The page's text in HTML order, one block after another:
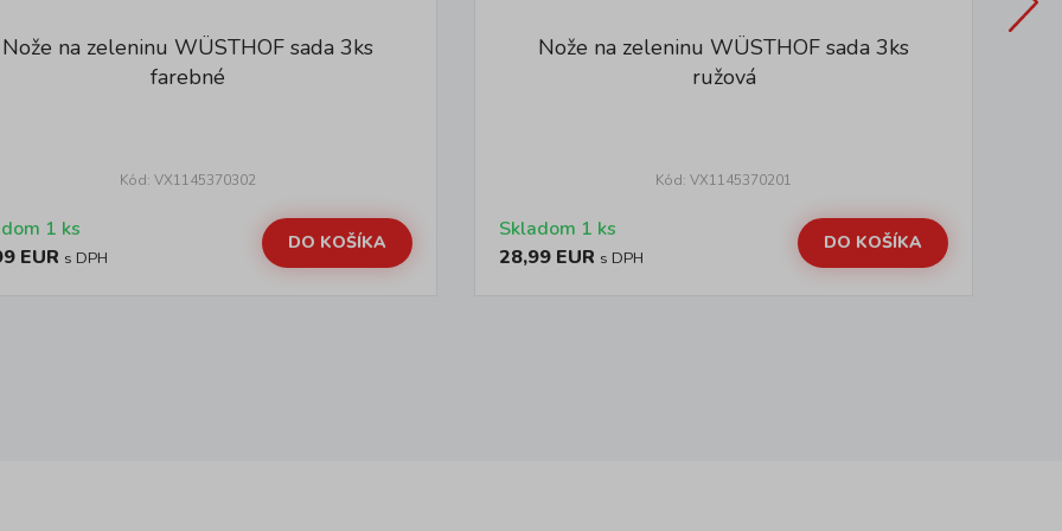
Nože na zeleninu WÜSTHOF sada 3ks
farebné
Kód: VX1145370302
1 ks
EUR s DPH
DO KOŠÍKA
Nože na zeleninu WÜSTHOF sada 3ks
ružová
Kód: VX1145370201
Skladom 1 ks
28,99 EUR s DPH
DO KOŠÍKA